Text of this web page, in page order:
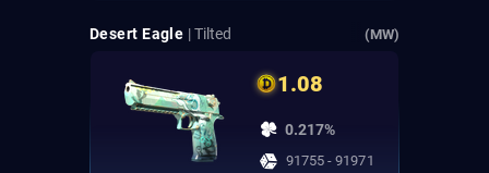
Desert Eagle | Tilted (MW)
1.08
0.217%
91755 - 91971